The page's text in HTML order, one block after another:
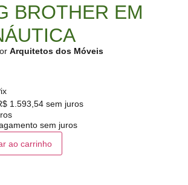
BROTHER EM
Arquitetos dos Móveis
1.593,54 sem juros
sem juros
ao carrinho